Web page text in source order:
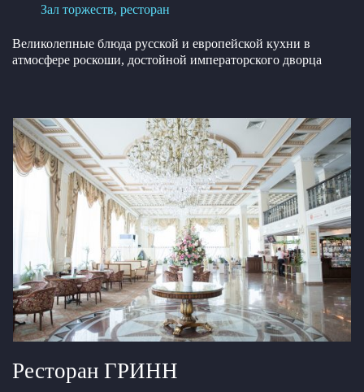
Зал торжеств, ресторан
Великолепные блюда русской и европейской кухни в
атмосфере роскоши, достойной императорского дворца
Ресторан ГРИНН